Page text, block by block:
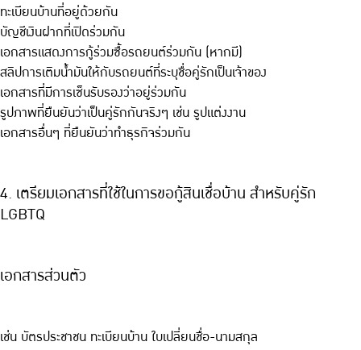
ทะเบียนบ้านที่อยู่ด้วยกัน
บัญชีเงินฝากที่เปิดร่วมกัน
เอกสารแสดงการกู้ร่วมซื้อรถยนต์ร่วมกัน (หากมี)
สลิปการเติมน้ำมันให้กับรถยนต์ที่ระบุชื่อคู่รักเป็นเจ้าของ
เอกสารที่มีการเซ็นรับรองว่าอยู่ร่วมกัน
รูปภาพที่ยืนยันว่าเป็นคู่รักกันจริงๆ เช่น รูปแต่งงาน
เอกสารอื่นๆ ที่ยืนยันว่าทำธุรกิจร่วมกัน
4. เตรียมเอกสารที่ใช้ในการขอกู้สินเชื่อบ้าน สำหรับคู่รัก
LGBTQ
เอกสารส่วนตัว
เช่น บัตรประชาชน ทะเบียนบ้าน ใบเปลี่ยนชื่อ-นามสกุล